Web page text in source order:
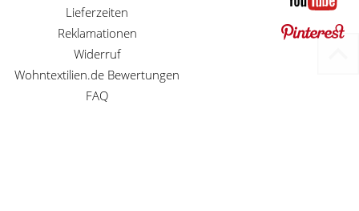
Lieferzeiten
Reklamationen
Widerruf
Wohntextilien.de Bewertungen
FAQ